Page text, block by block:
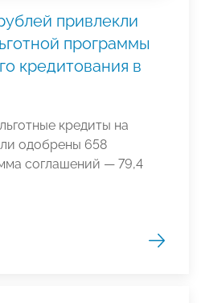
привлекли
программы
кредитования в
кредиты на
одобрены 658
соглашений — 79,4